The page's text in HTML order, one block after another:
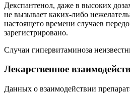
Декспантенол, даже в высоких
не вызывает каких-либо
настоящего времени случаев
зарегистрировано.
Случаи гипервитаминоза
Лекарственное
Данных о взаимодействии